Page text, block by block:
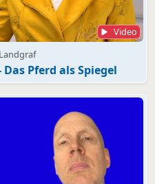
Video
Pferd als Spiegel